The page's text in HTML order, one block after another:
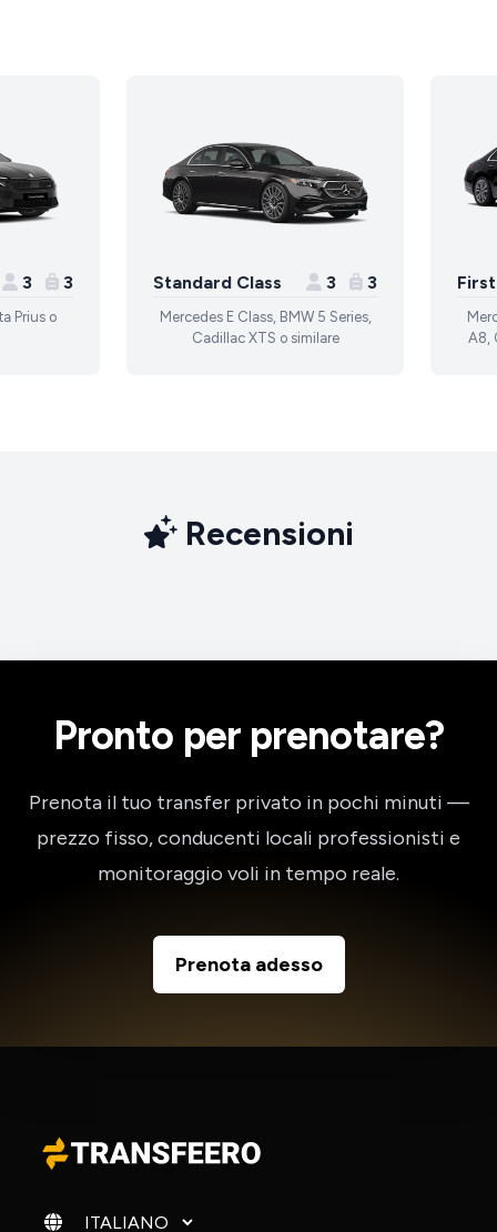
3 3
Prius o
Standard Class 3 3
Mercedes E Class, BMW 5 Series,
Cadillac XTS o similare
A8,
Recensioni
Pronto per prenotare?
Prenota il tuo transfer privato in pochi minuti —
prezzo fisso, conducenti locali professionisti e
monitoraggio voli in tempo reale.
Prenota adesso
Cambia lingua